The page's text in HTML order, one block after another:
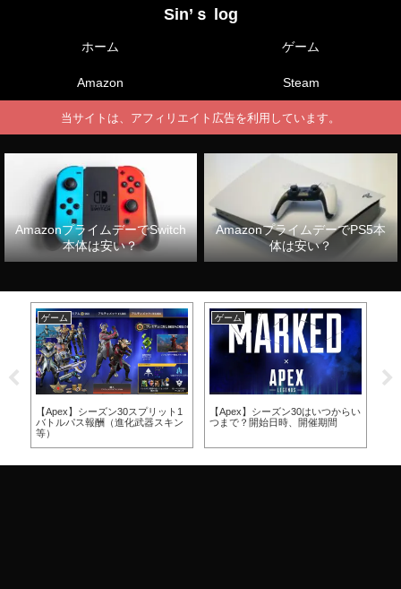
Sin’ｓ log
ホーム ゲーム
Amazon Steam
当サイトは、アフィリエイト広告を利用しています。
AmazonプライムデーでSwitch
本体は安い？
AmazonプライムデーでPS5本
体は安い？
ゲーム
【Apex】シーズン30スプリット1
バトルパス報酬（進化武器スキン
等）
ゲーム
【Apex】シーズン30はいつからい
つまで？開始日時、開催期間